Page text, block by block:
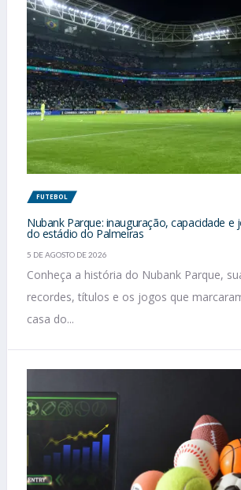
FUTEBOL
Nubank Parque: inauguração, capacidade e
do estádio do Palmeiras
5 DE AGOSTO DE 2026
Conheça a história do Nubank Parque,
recordes, títulos e os jogos que
casa do...